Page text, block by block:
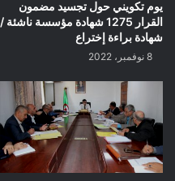
يوم تكويني حول تجسيد مضمون
القرار 1275 شهادة مؤسسة ناشئة /
شهادة براءة إختراع
8 نوفمبر، 2022